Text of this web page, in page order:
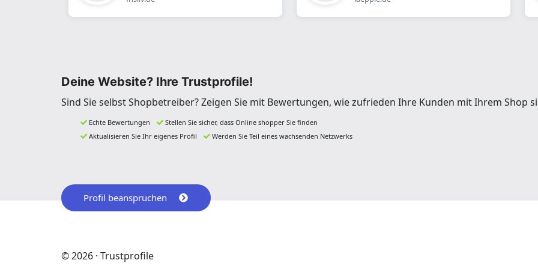
Deine Website? Ihre Trustprofile!
Sind Sie selbst Shopbetreiber? Zeigen Sie mit Bewertungen, wie zufrieden Ihre Kunden mit Ihrem Shop
Echte Bewertungen
Stellen Sie sicher, dass Online shopper Sie finden
Aktualisieren Sie Ihr eigenes Profil
Werden Sie Teil eines wachsenden Netzwerks
Profil beanspruchen
© 2026 · Trustprofile